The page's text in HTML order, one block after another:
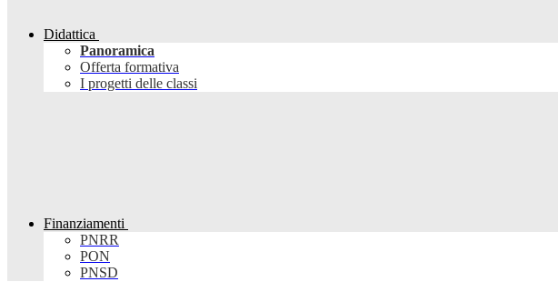
Didattica
Panoramica
Offerta formativa
I progetti delle classi
Finanziamenti
PNRR
PON
PNSD